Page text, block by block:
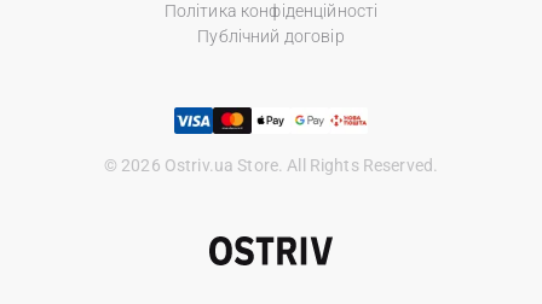
Політика конфіденційності
Публічний договір
© 2026 Ostriv.ua Store. All Rights Reserved.